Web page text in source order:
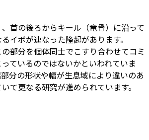
首の後ろからキール（竜骨）に沿って
イボが連なった隆起があります。
部分を個体同士でこすり合わせてコミ
ているのではないかといわれていま
分の形状や幅が生息域により違いのあ
て更なる研究が進められています。